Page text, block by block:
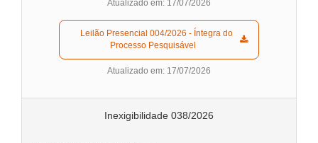
Atualizado em: 17/07/2026
Processo Pesquisável
Atualizado em: 17/07/2026
Inexigibilidade 038/2026